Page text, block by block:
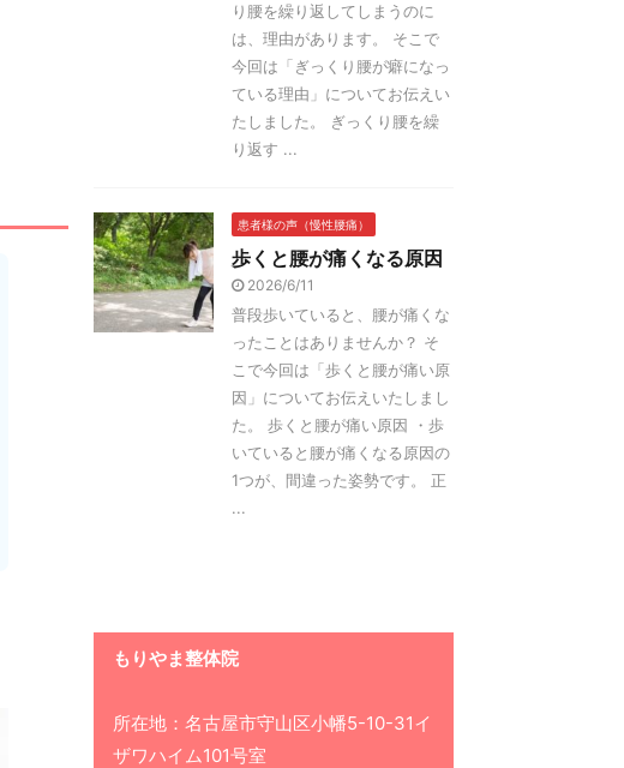
り腰を繰り返してしまうのに
は、理由があります。 そこで
今回は「ぎっくり腰が癖になっ
ている理由」についてお伝えい
たしました。 ぎっくり腰を繰
り返す ...
患者様の声（慢性腰痛）
歩くと腰が痛くなる原因
2026/6/11
普段歩いていると、腰が痛くな
ったことはありませんか？ そ
こで今回は「歩くと腰が痛い原
因」についてお伝えいたしまし
た。 歩くと腰が痛い原因 ・歩
いていると腰が痛くなる原因の
1つが、間違った姿勢です。 正
...
もりやま整体院
所在地：名古屋市守山区小幡5-10-31イ
ザワハイム101号室